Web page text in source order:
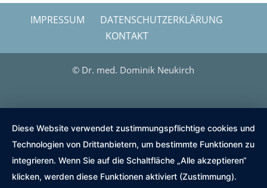
IMPRESSUM
DATENSCHUTZERKLÄRUNG
KONTAKT
© Dr. med. Dominik Neukirch
Diese Website verwendet zustimmungspflichtige cookies und
Technologien von Drittanbietern, um bestimmte Funktionen zu
integrieren. Wenn Sie auf die Schaltfläche „Alle akzeptieren“
klicken, werden diese Funktionen aktiviert (Zustimmung).